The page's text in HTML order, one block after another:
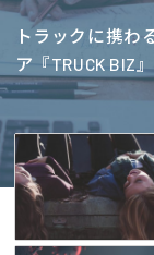
トラックに携わ
ア『TRUCK BIZ』